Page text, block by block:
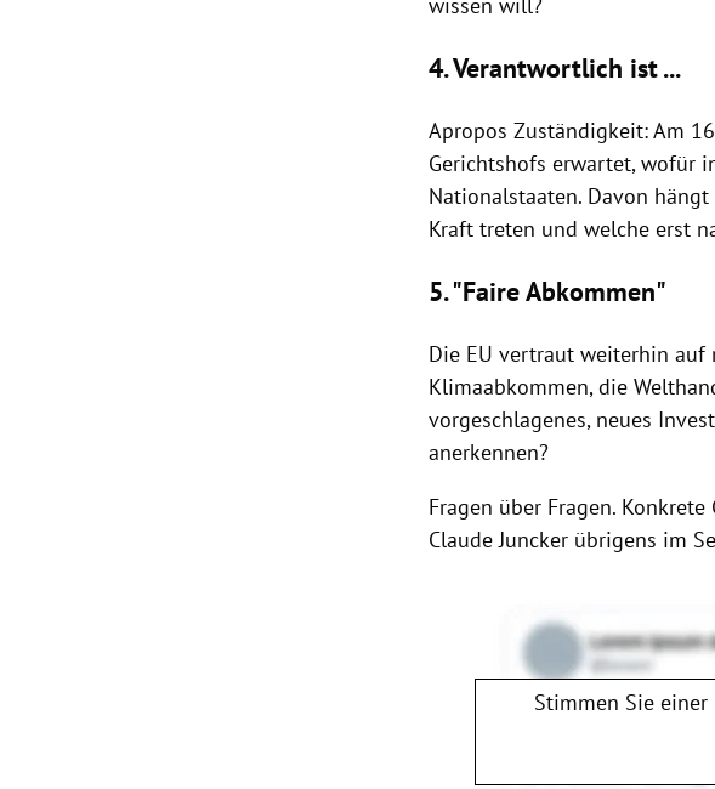
wissen will?
4. Verantwortlich ist ...
Apropos Zuständigkeit: Am
Gerichtshofs erwartet, wofür
Nationalstaaten. Davon hängt
Kraft treten und welche erst
5. "Faire Abkommen"
Die EU vertraut weiterhin auf
Klimaabkommen, die
vorgeschlagenes, neues
anerkennen?
Fragen über Fragen.
Claude Juncker übrigens im
Stimmen Sie